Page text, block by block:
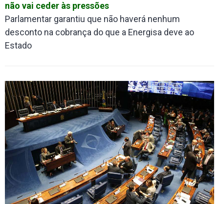
não vai ceder às pressões
Parlamentar garantiu que não haverá nenhum
desconto na cobrança do que a Energisa deve ao
Estado